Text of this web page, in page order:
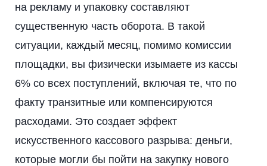
на рекламу и упаковку составляют
существенную часть оборота. В такой
ситуации, каждый месяц, помимо комиссии
площадки, вы физически изымаете из кассы
6% со всех поступлений, включая те, что по
факту транзитные или компенсируются
расходами. Это создает эффект
искусственного кассового разрыва: деньги,
которые могли бы пойти на закупку нового